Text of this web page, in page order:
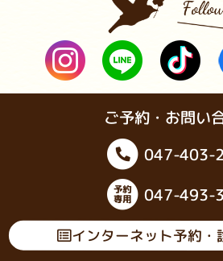
ご予約・お問い
047-403-
047-493-
インターネット予約・